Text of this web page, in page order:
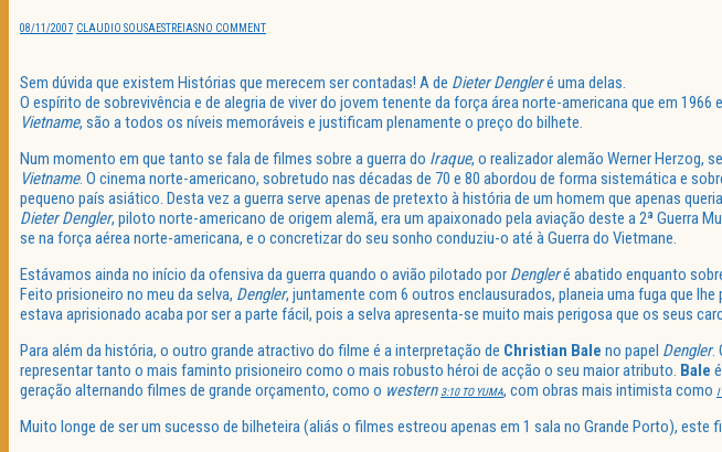
08/11/2007 CLAUDIO SOUSAESTREIASNO COMMENT
Sem dúvida que existem Histórias que merecem ser contadas! A de Dieter Dengleré uma delas.
O espírito de sobrevivência e de alegria de viver do jovem tenente da força área norte-americana que em 1966
Vietname, são a todos os níveis memoráveis e justificam plenamente o preço do bilhete.
Num momento em que tanto se fala de filmes sobre a guerra do Iraque, o realizador alemão Werner Herzog,
Vietname. O cinema norte-americano, sobretudo nas décadas de 70 e 80 abordou de forma sistemática e
pequeno país asiático. Desta vez a guerra serve apenas de pretexto à história de um homem que apenas
Dieter Dengler, piloto norte-americano de origem alemã, era um apaixonado pela aviação deste a 2ª Guerra
se na força aérea norte-americana, e o concretizar do seu sonho conduziu-o até à Guerra do Vietmane.
Estávamos ainda no início da ofensiva da guerra quando o avião pilotado por Dengleré abatido enquanto
Feito prisioneiro no meu da selva, Dengler, juntamente com 6 outros enclausurados, planeia uma fuga que
estava aprisionado acaba por ser a parte fácil, pois a selva apresenta-se muito mais perigosa que os seus
Para além da história, o outro grande atractivo do filme é a interpretação de Christian Bale no papel Dengler.
representar tanto o mais faminto prisioneiro como o mais robusto héroi de acção o seu maior atributo. Bale
geração alternando filmes de grande orçamento, como o western 3:10 TO YUMA, com obras mais intimista como
Muito longe de ser um sucesso de bilheteira (aliás o filmes estreou apenas em 1 sala no Grande Porto), este